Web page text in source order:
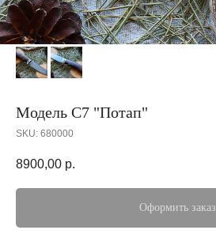
Модель С7 "Потап"
SKU: 680000
8900,00 р.
Оформить заказ